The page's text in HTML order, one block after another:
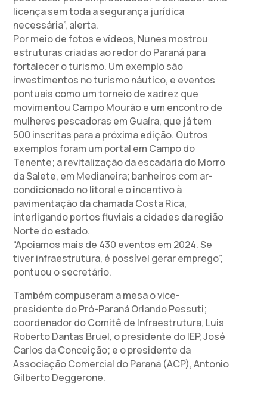
licença sem toda a segurança jurídica
necessária”, alerta.
Por meio de fotos e vídeos, Nunes mostrou
estruturas criadas ao redor do Paraná para
fortalecer o turismo. Um exemplo são
investimentos no turismo náutico, e eventos
pontuais como um torneio de xadrez que
movimentou Campo Mourão e um encontro de
mulheres pescadoras em Guaíra, que já tem
500 inscritas para a próxima edição. Outros
exemplos foram um portal em Campo do
Tenente; a revitalização da escadaria do Morro
da Salete, em Medianeira; banheiros com ar-
condicionado no litoral e o incentivo à
pavimentação da chamada Costa Rica,
interligando portos fluviais a cidades da região
Norte do estado.
“Apoiamos mais de 430 eventos em 2024. Se
tiver infraestrutura, é possível gerar emprego”,
pontuou o secretário.
Também compuseram a mesa o vice-
presidente do Pró-Paraná Orlando Pessuti;
coordenador do Comitê de Infraestrutura, Luis
Roberto Dantas Bruel, o presidente do IEP, José
Carlos da Conceição; e o presidente da
Associação Comercial do Paraná (ACP), Antonio
Gilberto Deggerone.